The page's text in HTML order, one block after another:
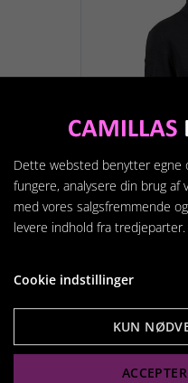
Normal
Dette websted benytter egne
fungere, analysere din brug
med vores salgsfremmende
levere indhold fra tredjeparter.
Cookie indstillinger
KUN